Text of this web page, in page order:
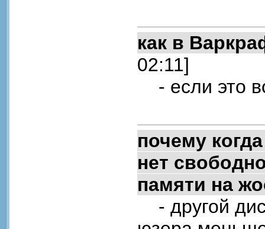
как в
02:11]
- если это
почему
нет
памяти на
- другой